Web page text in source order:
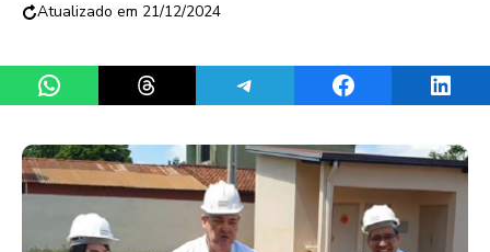
21/12/2024
Share on WhatsAppShare on ThreadsShare on TelegramShare on Facebook